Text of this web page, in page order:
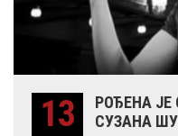
13
РОЂЕНА
СУЗАНА